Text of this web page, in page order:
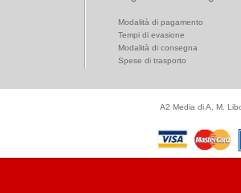
Modalità di pagamento
Tempi di evasione
Modalità di consegna
Spese di trasporto
A2 Media di A. M.